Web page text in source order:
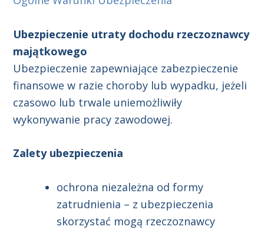
Ubezpieczenie utraty dochodu rzeczoznawcy
majątkowego
Ubezpieczenie zapewniające zabezpieczenie
finansowe w razie choroby lub wypadku, jeżeli
czasowo lub trwale uniemożliwiły
wykonywanie pracy zawodowej.
Zalety ubezpieczenia
ochrona niezależna od formy
zatrudnienia – z ubezpieczenia
skorzystać mogą rzeczoznawcy